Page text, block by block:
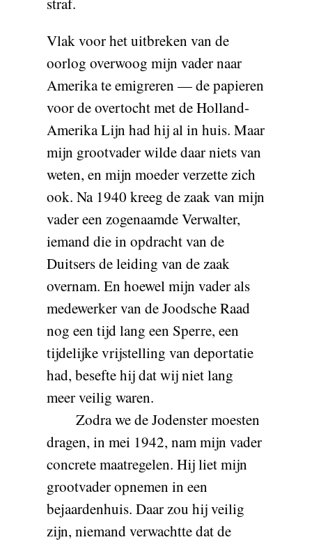
Vlak voor het uitbreken van de
oorlog overwoog mijn vader naar
Amerika te emigreren — de papieren
voor de overtocht met de Holland-
Amerika Lijn had hij al in huis. Maar
mijn grootvader wilde daar niets van
weten, en mijn moeder verzette zich
ook. Na 1940 kreeg de zaak van mijn
vader een zogenaamde Verwalter,
iemand die in opdracht van de
Duitsers de leiding van de zaak
overnam. En hoewel mijn vader als
medewerker van de Joodsche Raad
nog een tijd lang een Sperre, een
tijdelijke vrijstelling van deportatie
had, besefte hij dat wij niet lang
meer veilig waren.
Zodra we de Jodenster moesten
dragen, in mei 1942, nam mijn vader
concrete maatregelen. Hij liet mijn
grootvader opnemen in een
bejaardenhuis. Daar zou hij veilig
zijn, niemand verwachtte dat de